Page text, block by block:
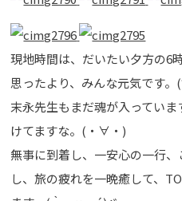
現地時間は、だいたい夕方の6時
思ったより、みんな元気です
末永先生もまだ魂が入ってい
けてますな。(・∀・)
無事に到着し、一安心の一行
し、旅の疲れを一晩癒して、